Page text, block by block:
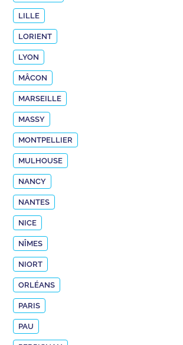
LILLE
LORIENT
LYON
MÂCON
MARSEILLE
MASSY
MONTPELLIER
MULHOUSE
NANCY
NANTES
NICE
NÎMES
NIORT
ORLÉANS
PARIS
PAU